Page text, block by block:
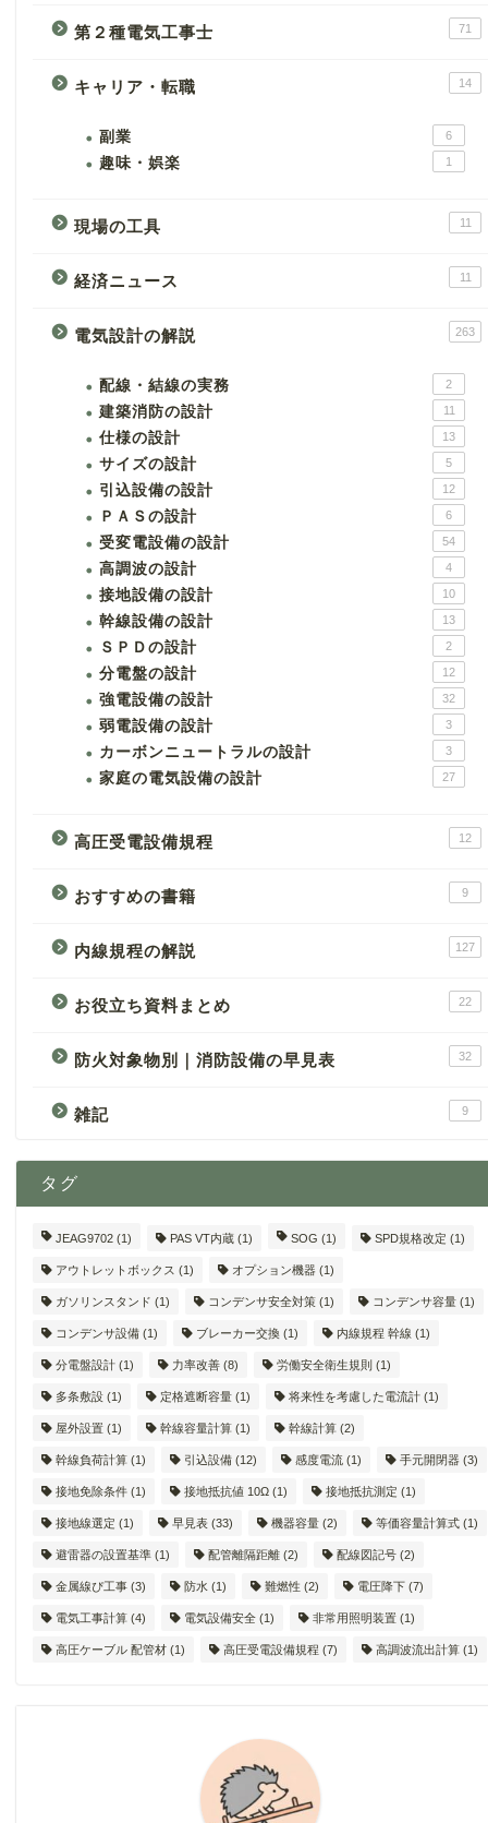
第２種電気工事士 71
キャリア・転職 14
副業 6
趣味・娯楽 1
現場の工具 11
経済ニュース 11
電気設計の解説 263
配線・結線の実務 2
建築消防の設計 11
仕様の設計 13
サイズの設計 5
引込設備の設計 12
ＰＡＳの設計 6
受変電設備の設計 54
高調波の設計 4
接地設備の設計 10
幹線設備の設計 13
ＳＰＤの設計 2
分電盤の設計 12
強電設備の設計 32
弱電設備の設計 3
カーボンニュートラルの設計 3
家庭の電気設備の設計 27
高圧受電設備規程 12
おすすめの書籍 9
内線規程の解説 127
お役立ち資料まとめ 22
防火対象物別｜消防設備の早見表 32
雑記 9
タグ
JEAG9702 (1) PAS VT内蔵 (1) SOG (1) SPD規格改定 (1)
アウトレットボックス (1) オプション機器 (1)
ガソリンスタンド (1) コンデンサ安全対策 (1) コンデンサ容量 (1)
コンデンサ設備 (1) ブレーカー交換 (1) 内線規程 幹線 (1)
分電盤設計 (1) 力率改善 (8) 労働安全衛生規則 (1)
多条敷設 (1) 定格遮断容量 (1) 将来性を考慮した電流計 (1)
屋外設置 (1) 幹線容量計算 (1) 幹線計算 (2)
幹線負荷計算 (1) 引込設備 (12) 感度電流 (1) 手元開閉器 (3)
接地免除条件 (1) 接地抵抗値 10Ω (1) 接地抵抗測定 (1)
接地線選定 (1) 早見表 (33) 機器容量 (2) 等価容量計算式 (1)
避雷器の設置基準 (1) 配管離隔距離 (2) 配線図記号 (2)
金属線ぴ工事 (3) 防水 (1) 難燃性 (2) 電圧降下 (7)
電気工事計算 (4) 電気設備安全 (1) 非常用照明装置 (1)
高圧ケーブル 配管材 (1) 高圧受電設備規程 (7) 高調波流出計算 (1)